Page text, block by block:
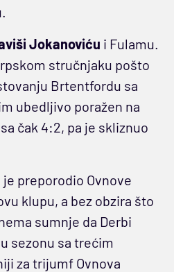
Jokanoviću i Fulamu.
stručnjaku pošto
Brtentfordu sa
ubedljivo poražen na
čak 4:2, pa je skliznuo
je preporodio Ovnove
klupu, a bez obzira što
sumnje da Derbi
sezonu sa trećim
za trijumf Ovnova